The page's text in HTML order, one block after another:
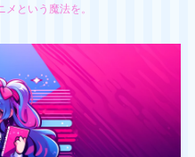
という魔法を。